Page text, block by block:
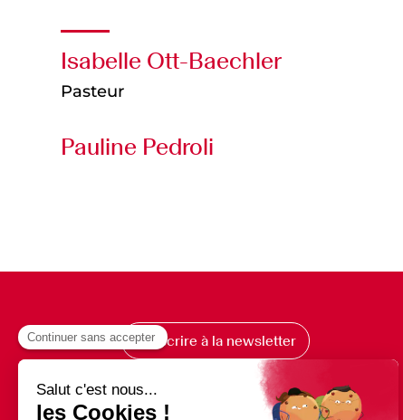
Isabelle Ott-Baechler
Pasteur
Pauline Pedroli
S’inscrire à la newsletter